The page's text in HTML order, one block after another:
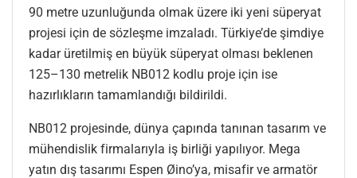
90 metre uzunluğunda olmak üzere iki yeni süperyat
projesi için de sözleşme imzaladı. Türkiye’de şimdiye
kadar üretilmiş en büyük süperyat olması beklenen
125–130 metrelik NB012 kodlu proje için ise
hazırlıkların tamamlandığı bildirildi.
NB012 projesinde, dünya çapında tanınan tasarım ve
mühendislik firmalarıyla iş birliği yapılıyor. Mega
yatın dış tasarımı Espen Øino’ya, misafir ve armatör